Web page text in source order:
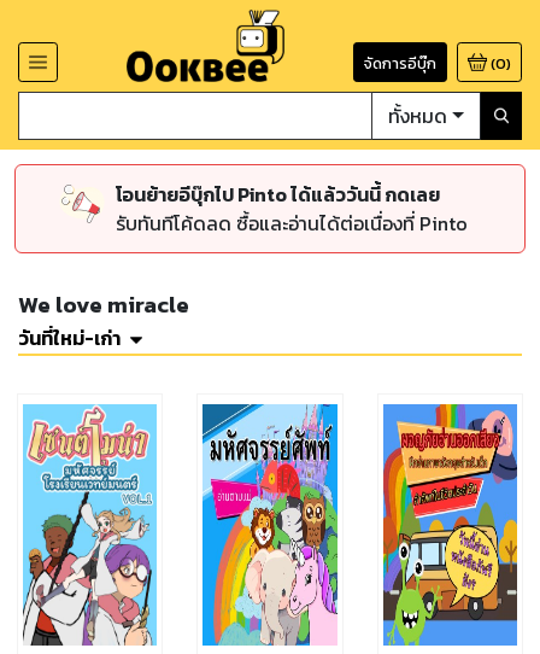
จัดการอีบุ๊ก (0)
ทั้งหมด
โอนย้ายอีบุ๊กไป Pinto ได้แล้ววันนี้ กดเลย
รับทันทีโค้ดลด ซื้อและอ่านได้ต่อเนื่องที่ Pinto
We love miracle
วันที่ใหม่-เก่า